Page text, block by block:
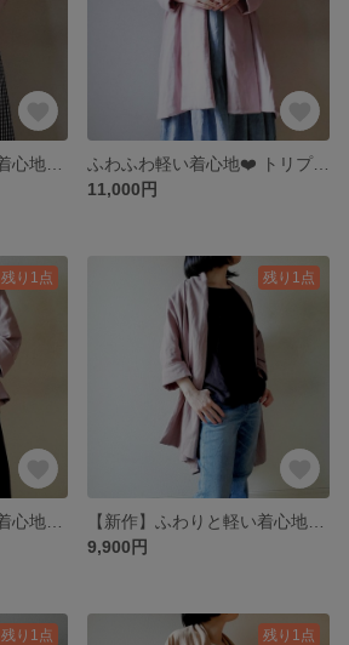
ふわふわ軽い着心地❤️ トリプルガーゼロングカーディガン 薄桜
11,000円
残り1点 残り1点
9,900円
残り1点 残り1点